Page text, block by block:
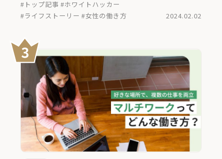
#トップ記事 #ホワイトハッカー
#ライフストーリー #女性の働き方 2024.02.02